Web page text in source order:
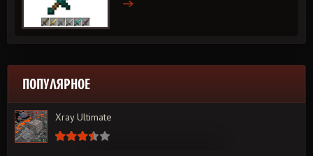
ПОПУЛЯРНОЕ
Xray Ultimate